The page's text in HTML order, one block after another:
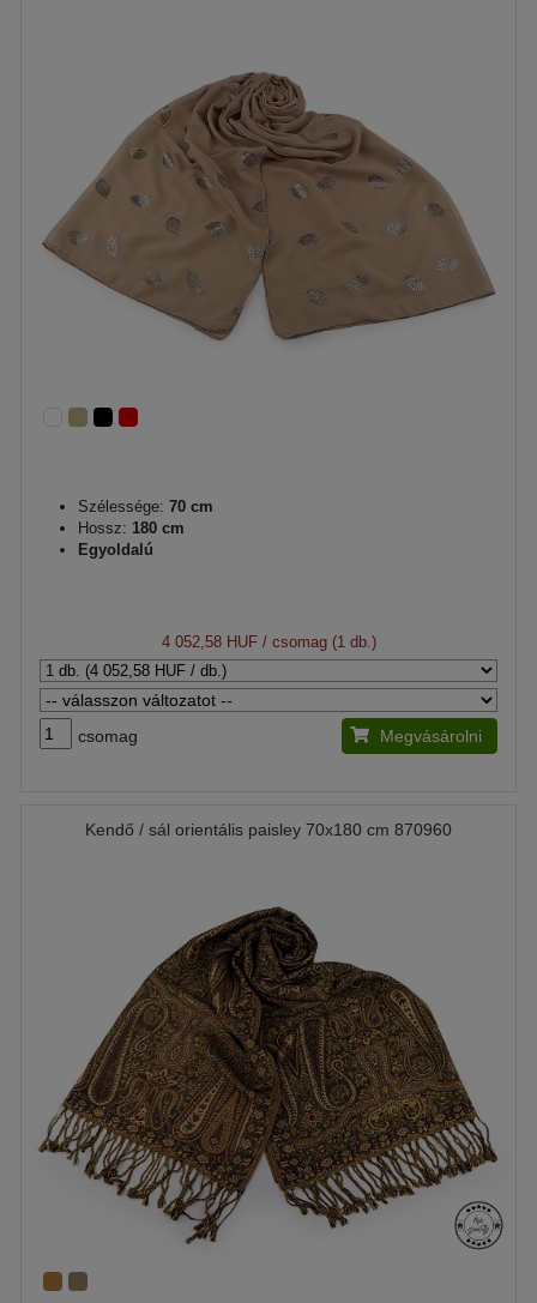
Szélessége: 70 cm
Hossz: 180 cm
Egyoldalú
4 052,58 HUF/ csomag (1 db.)
csomag Megvásárolni
Kendő / sál orientális paisley 70x180 cm 870960